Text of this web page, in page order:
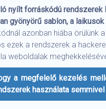
nyílt forráskódú
gyönyörű sablon, a
azonban hiába örülünk
ezek a rendszerek a
weboldalak
a megfelelő kezelés
használata